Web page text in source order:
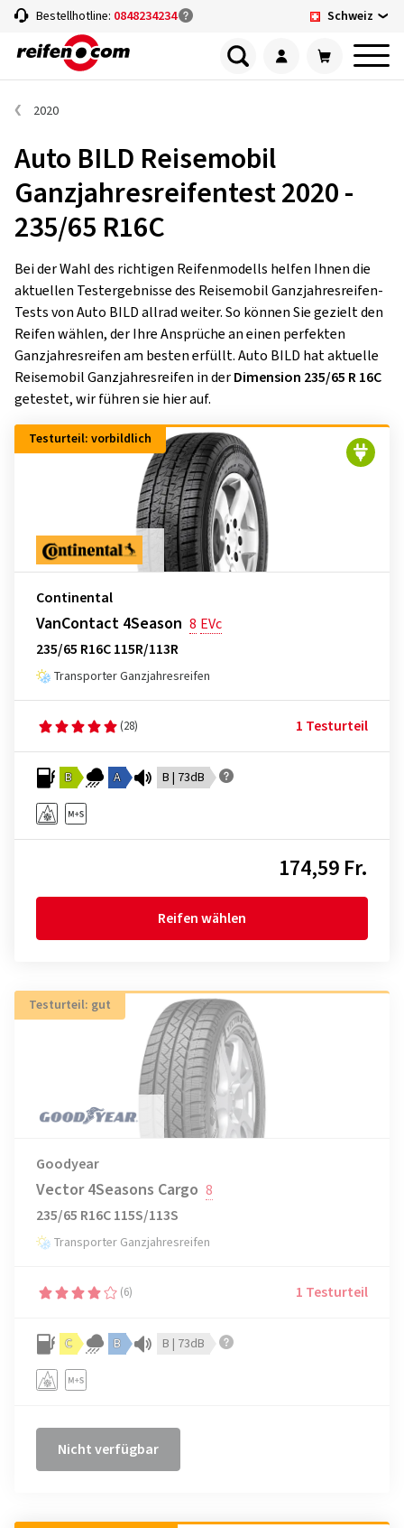
Bestellhotline: 0848234234 Schweiz
2020
Auto BILD Reisemobil
Ganzjahresreifentest 2020 -
235/65 R16C
Bei der Wahl des richtigen Reifenmodells helfen Ihnen die
aktuellen Testergebnisse des Reisemobil Ganzjahresreifen-
Tests von Auto BILD allrad weiter. So können Sie gezielt den
Reifen wählen, der Ihre Ansprüche an einen perfekten
Ganzjahresreifen am besten erfüllt. Auto BILD hat aktuelle
Reisemobil Ganzjahresreifen in derDimension 235/65 R 16C
getestet, wir führen sie hier auf.
Testurteil: vorbildlich
Continental
VanContact 4Season 8 EVc
235/65 R16C 115R/113R
Transporter Ganzjahresreifen
(28) 1 Testurteil
B A B | 73dB
174,59 Fr.
Reifen wählen
Testurteil: gut
Goodyear
Vector 4Seasons Cargo 8
235/65 R16C 115S/113S
Transporter Ganzjahresreifen
(6) 1 Testurteil
C B B | 73dB
Nicht verfügbar